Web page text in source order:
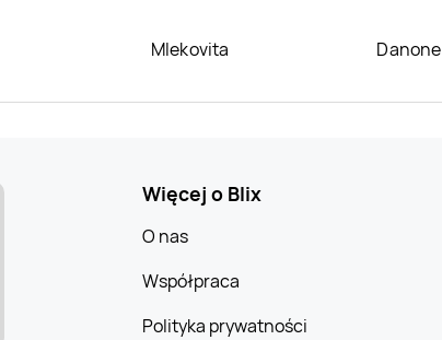
Mlekovita Danone
Więcej o Blix
O nas
Współpraca
Polityka prywatności